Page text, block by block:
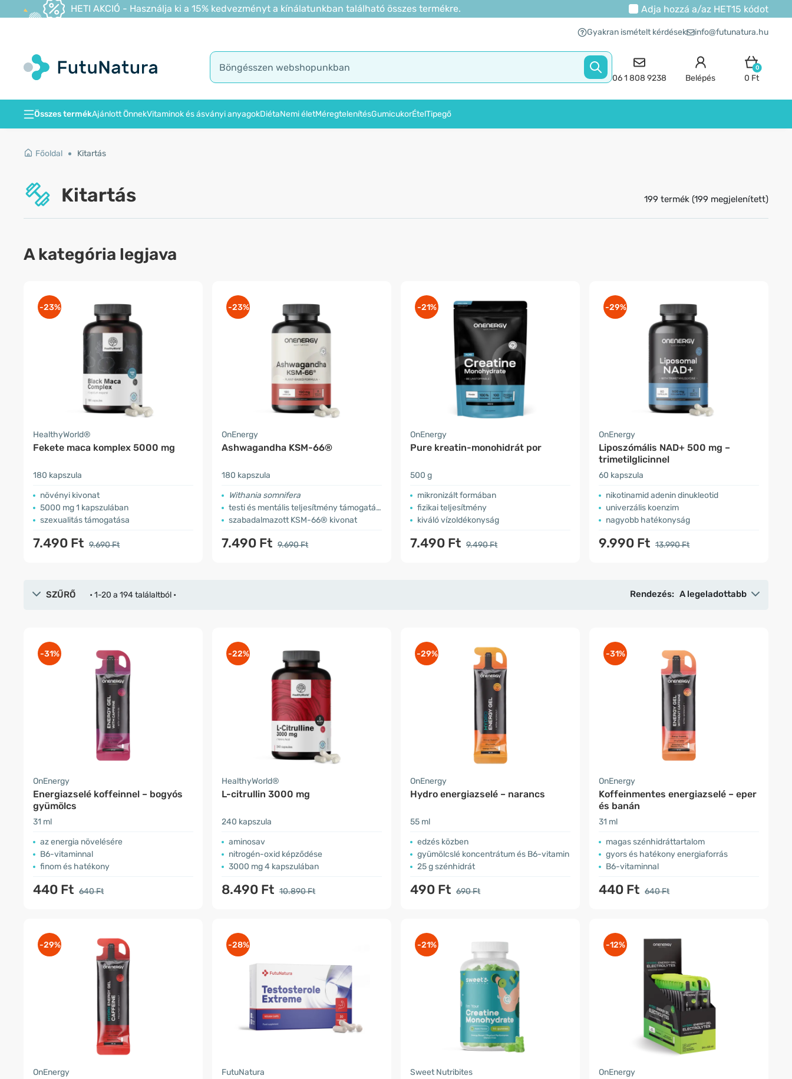
HETI AKCIÓ - Használja ki a 15% kedvezményt a kínálatunkban található összes termékre. Adja hozzá a/az HET15 kódot
Gyakran ismételt kérdések info@futunatura.hu
06 1 808 9238 Belépés
0
0 Ft
Összes termékAjánlott ÖnnekVitaminok és ásványi anyagokDiétaNemi életMéregtelenítésGumicukorÉtelTipegő
Főoldal Kitartás
Kitartás 199 termék (199 megjelenített)
A kategória legjava
-23%
HealthyWorld®
Fekete maca komplex 5000 mg
180 kapszula
növényi kivonat
5000 mg 1 kapszulában
szexualitás támogatása
7.490 Ft 9.690 Ft
-23%
OnEnergy
Ashwagandha KSM-66®
180 kapszula
Withania somnifera
testi és mentális teljesítmény támogatása
szabadalmazott KSM-66® kivonat
7.490 Ft 9.690 Ft
-21%
OnEnergy
Pure kreatin-monohidrát por
500 g
mikronizált formában
fizikai teljesítmény
kiváló vízoldékonyság
7.490 Ft 9.490 Ft
-29%
OnEnergy
Liposzómális NAD+ 500 mg –
trimetilglicinnel
60 kapszula
nikotinamid adenin dinukleotid
univerzális koenzim
nagyobb hatékonyság
9.990 Ft 13.990 Ft
SZŰRŐ • 1-20 a 194 találaltból • Rendezés: A legeladottabb
-31%
OnEnergy
Energiazselé koffeinnel – bogyós
gyümölcs
31 ml
az energia növelésére
B6-vitaminnal
finom és hatékony
440 Ft 640 Ft
-22%
HealthyWorld®
L-citrullin 3000 mg
240 kapszula
aminosav
nitrogén-oxid képződése
3000 mg 4 kapszulában
8.490 Ft 10.890 Ft
-29%
OnEnergy
Hydro energiazselé – narancs
55 ml
edzés közben
gyümölcslé koncentrátum és B6-vitamin
25 g szénhidrát
490 Ft 690 Ft
-31%
OnEnergy
Koffeinmentes energiazselé – eper
és banán
31 ml
magas szénhidráttartalom
gyors és hatékony energiaforrás
B6-vitaminnal
440 Ft 640 Ft
-29%
OnEnergy
-28%
FutuNatura
-21%
Sweet Nutribites
-12%
OnEnergy